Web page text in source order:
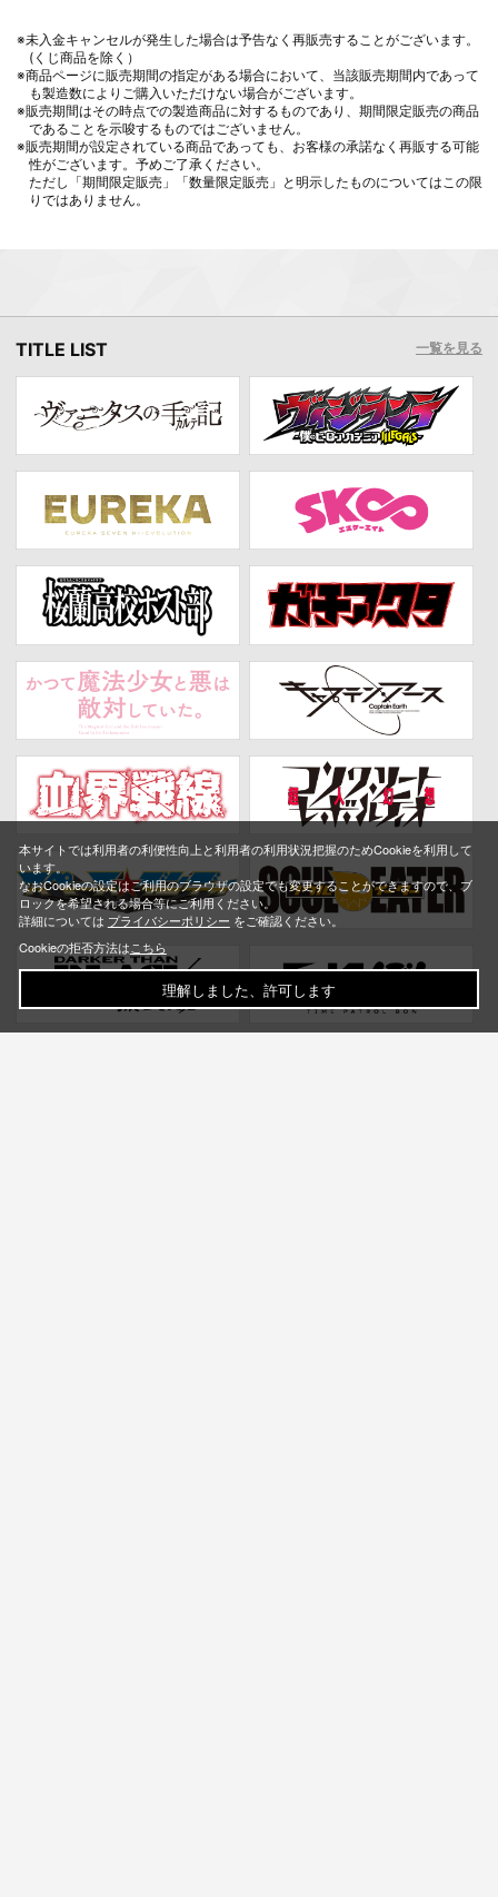
※未入金キャンセルが発生した場合は予告なく再販売することがございます。
(くじ商品を除く）
※商品ページに販売期間の指定がある場合において、当該販売期間内であって
も製造数によりご購入いただけない場合がございます。
※販売期間はその時点での製造商品に対するものであり、期間限定販売の商品
であることを示唆するものではございません。
※販売期間が設定されている商品であっても、お客様の承諾なく再販する可能
性がございます。予めご了承ください。
ただし「期間限定販売」「数量限定販売」と明示したものについてはこの限
りではありません。
TITLE LIST 一覧を見る
本サイトでは利用者の利便性向上と利用者の利用状況把握のためCookieを利用して
います。
なおCookieの設定はご利用のブラウザの設定でも変更することができますので、ブ
ロックを希望される場合等にご利用ください。
詳細については プライバシーポリシー をご確認ください。
Cookieの拒否方法はこちら
理解しました、許可します